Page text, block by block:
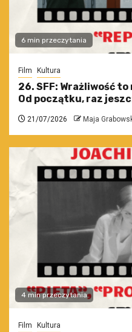
6 min przeczytania
Film Kultura
26. SFF: Wrażliwość to
Od początku, raz
21/07/2026 Maja
4 min przeczytania
Film Kultura